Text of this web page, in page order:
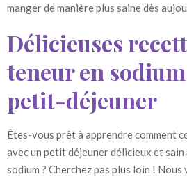
manger de manière plus saine dès
Délicieuses
teneur en
petit-déjeuner
Êtes-vous prêt à apprendre comment
avec un petit déjeuner délicieux et
sodium ? Cherchez pas plus loin !